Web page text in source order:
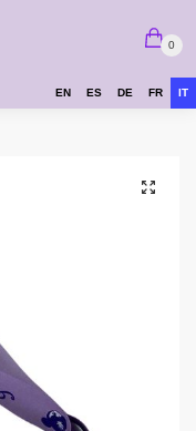
0
EN ES DE FR IT